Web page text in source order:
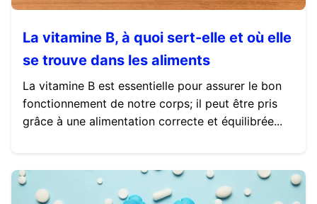
La vitamine B, à quoi sert-elle et où elle
se trouve dans les aliments
La vitamine B est essentielle pour assurer le bon
fonctionnement de notre corps; il peut être pris
grâce à une alimentation correcte et équilibrée...